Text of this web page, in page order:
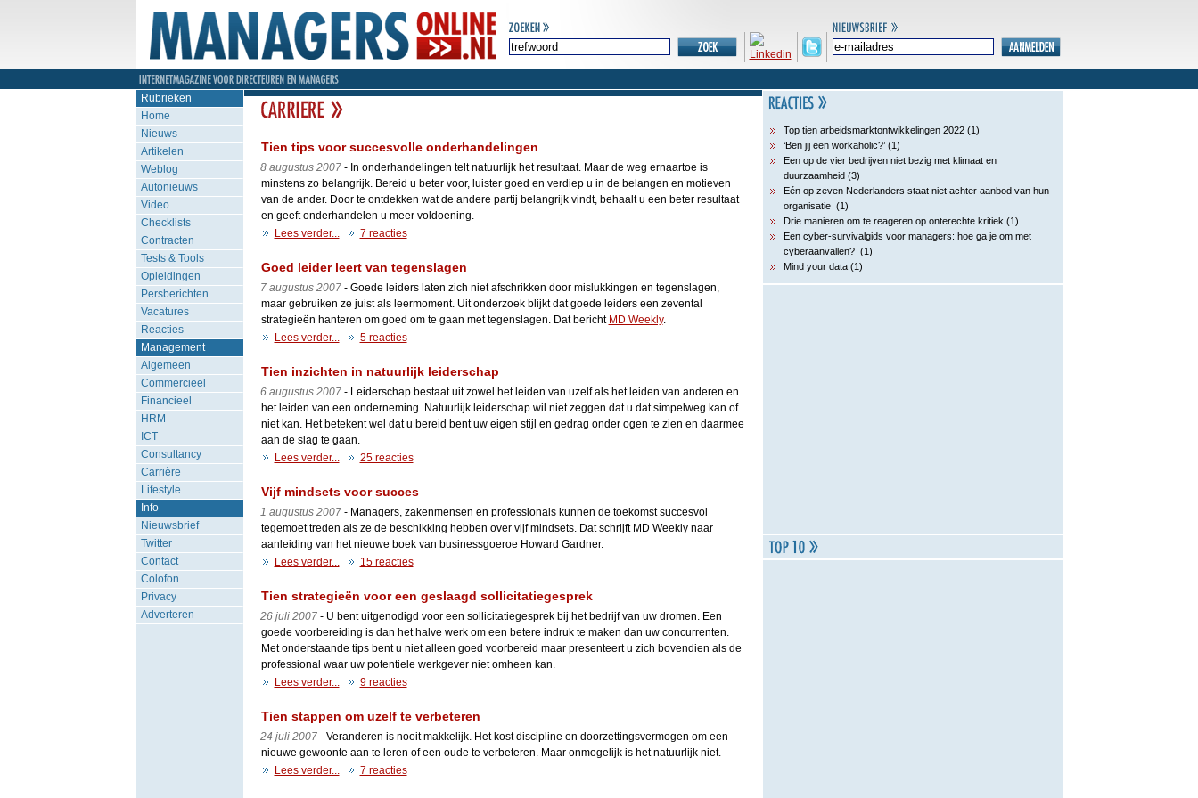
Rubrieken
Home
Nieuws
Artikelen
Weblog
Autonieuws
Video
Checklists
Contracten
Tests & Tools
Opleidingen
Persberichten
Vacatures
Reacties
Management
Algemeen
Commercieel
Financieel
HRM
ICT
Consultancy
Carrière
Lifestyle
Info
Nieuwsbrief
Twitter
Contact
Colofon
Privacy
Adverteren
Tien tips voor succesvolle onderhandelingen
8 augustus 2007- In onderhandelingen telt natuurlijk het resultaat. Maar de weg ernaartoe is
minstens zo belangrijk. Bereid u beter voor, luister goed en verdiep u in de belangen en motieven
van de ander. Door te ontdekken wat de andere partij belangrijk vindt, behaalt u een beter resultaat
en geeft onderhandelen u meer voldoening.
Lees verder...
7 reacties
Goed leider leert van tegenslagen
7 augustus 2007- Goede leiders laten zich niet afschrikken door mislukkingen en tegenslagen,
maar gebruiken ze juist als leermoment. Uit onderzoek blijkt dat goede leiders een zevental
strategieën hanteren om goed om te gaan met tegenslagen. Dat bericht MD Weekly.
Lees verder...
5 reacties
Tien inzichten in natuurlijk leiderschap
6 augustus 2007- Leiderschap bestaat uit zowel het leiden van uzelf als het leiden van anderen en
het leiden van een onderneming. Natuurlijk leiderschap wil niet zeggen dat u dat simpelweg kan of
niet kan. Het betekent wel dat u bereid bent uw eigen stijl en gedrag onder ogen te zien en daarmee
aan de slag te gaan.
Lees verder...
25 reacties
Vijf mindsets voor succes
1 augustus 2007- Managers, zakenmensen en professionals kunnen de toekomst succesvol
tegemoet treden als ze de beschikking hebben over vijf mindsets. Dat schrijft MD Weekly naar
aanleiding van het nieuwe boek van businessgoeroe Howard Gardner.
Lees verder...
15 reacties
Tien strategieën voor een geslaagd sollicitatiegesprek
26 juli 2007- U bent uitgenodigd voor een sollicitatiegesprek bij het bedrijf van uw dromen. Een
goede voorbereiding is dan het halve werk om een betere indruk te maken dan uw concurrenten.
Met onderstaande tips bent u niet alleen goed voorbereid maar presenteert u zich bovendien als de
professional waar uw potentiele werkgever niet omheen kan.
Lees verder...
9 reacties
Tien stappen om uzelf te verbeteren
24 juli 2007- Veranderen is nooit makkelijk. Het kost discipline en doorzettingsvermogen om een
nieuwe gewoonte aan te leren of een oude te verbeteren. Maar onmogelijk is het natuurlijk niet.
Lees verder...
7 reacties
Top tien arbeidsmarktontwikkelingen 2022 (1)
‘Ben jij een workaholic?’ (1)
Een op de vier bedrijven niet bezig met klimaat en
duurzaamheid (3)
Eén op zeven Nederlanders staat niet achter aanbod van hun
organisatie (1)
Drie manieren om te reageren op onterechte kritiek (1)
Een cyber-survivalgids voor managers: hoe ga je om met
cyberaanvallen? (1)
Mind your data (1)